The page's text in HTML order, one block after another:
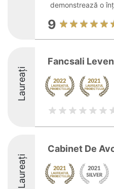
demonstrează o
9
Laureați
Fancsali
Laureați
Cabinet De